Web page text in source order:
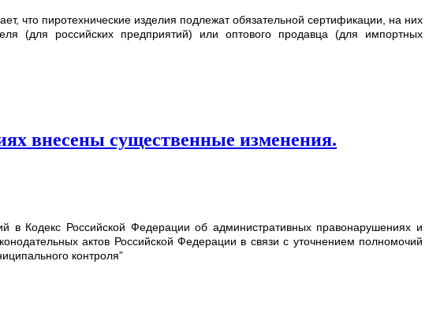
что пиротехнические изделия подлежат обязательной сертификации, на них
(для российских предприятий) или оптового продавца (для импортных
внесены существенные изменения.
Кодекс Российской Федерации об административных правонарушениях и
актов Российской Федерации в связи с уточнением полномочий
контроля”